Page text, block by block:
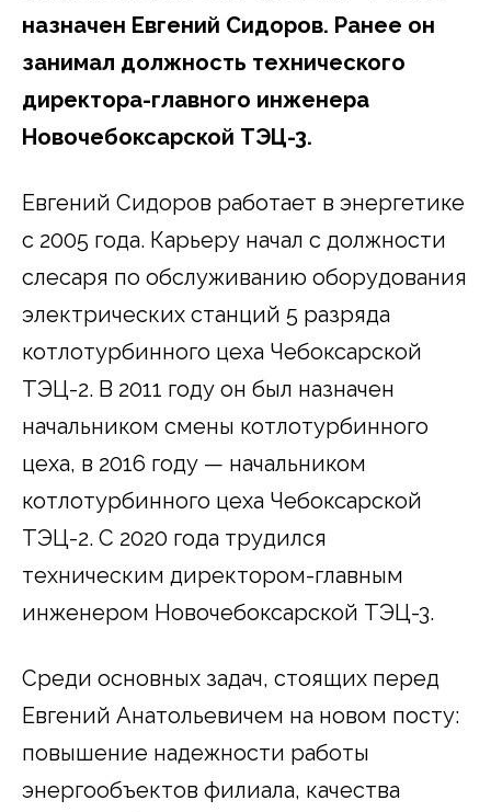
назначен Евгений Сидоров. Ранее он
занимал должность технического
директора-главного инженера
Новочебоксарской ТЭЦ-3.
Евгений Сидоров работает в энергетике
с 2005 года. Карьеру начал с должности
слесаря по обслуживанию оборудования
электрических станций 5 разряда
котлотурбинного цеха Чебоксарской
ТЭЦ-2. В 2011 году он был назначен
начальником смены котлотурбинного
цеха, в 2016 году — начальником
котлотурбинного цеха Чебоксарской
ТЭЦ-2. С 2020 года трудился
техническим директором-главным
инженером Новочебоксарской ТЭЦ-3.
Среди основных задач, стоящих перед
Евгений Анатольевичем на новом посту:
повышение надежности работы
энергообъектов филиала, качества